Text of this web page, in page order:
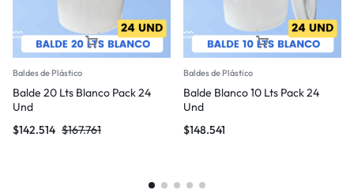
Baldes de Plástico
Balde 20 Lts Blanco Pack 24
Und
$142.514 $167.761
Baldes de Plástico
Balde Blanco 10 Lts Pack 24
Und
$148.541